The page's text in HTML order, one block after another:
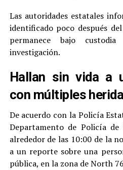
Las autoridades estatales
identificado poco después
permanece bajo
investigación.
Hallan sin vida a
con múltiples
De acuerdo con la Policía
Departamento de Policía de
alrededor de las 10:00 de la
a un reporte sobre una
pública, en la zona de North